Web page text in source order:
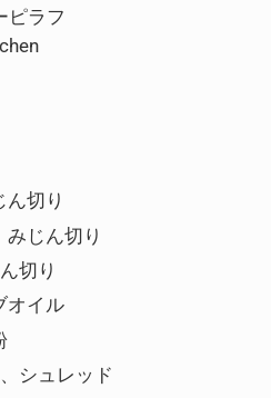
ピラフ
ん切り
じん切り
切り
オイル
シュレッド